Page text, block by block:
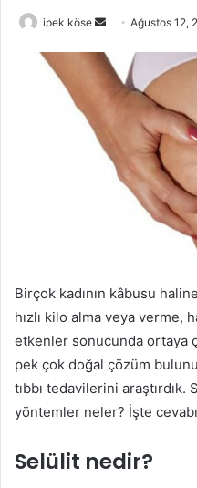
ipek köse
Bir
posta
göndermek
Ağustos 12,
Birçok kadının kâbusu
hızlı kilo alma veya verme,
etkenler sonucunda ortaya
pek çok doğal çözüm
tıbbı tedavilerini
yöntemler neler? İşte
Selülit nedir?